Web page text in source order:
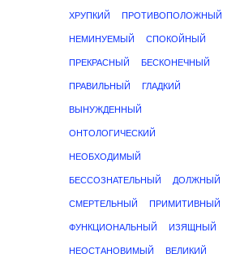
ХРУПКИЙ ПРОТИВОПОЛОЖНЫЙ
НЕМИНУЕМЫЙ СПОКОЙНЫЙ
ПРЕКРАСНЫЙ БЕСКОНЕЧНЫЙ
ПРАВИЛЬНЫЙ ГЛАДКИЙ
ВЫНУЖДЕННЫЙ
ОНТОЛОГИЧЕСКИЙ
НЕОБХОДИМЫЙ
БЕССОЗНАТЕЛЬНЫЙ ДОЛЖНЫЙ
СМЕРТЕЛЬНЫЙ ПРИМИТИВНЫЙ
ФУНКЦИОНАЛЬНЫЙ ИЗЯЩНЫЙ
НЕОСТАНОВИМЫЙ ВЕЛИКИЙ